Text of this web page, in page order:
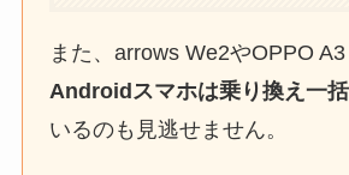
また、arrows We2やOPPO
Androidスマホは乗り換え一
いるのも見逃せません。